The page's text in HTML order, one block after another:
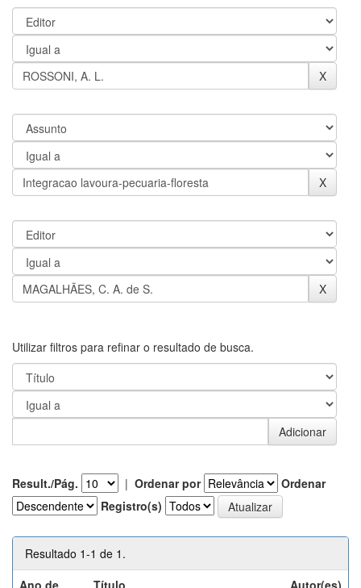
Utilizar filtros para refinar o resultado de busca.
Result./Pág. | Ordenar por
Ordenar
Registro(s)
Resultado 1-1 de 1.
Ano de
Título Autor(es)